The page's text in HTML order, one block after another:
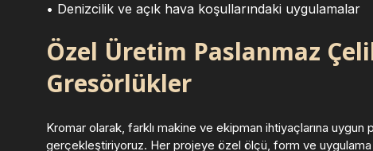
• Denizcilik ve açık hava koşullarındaki uygulamalar
Özel Üretim Paslanmaz
Gresörlükler
Kromar olarak, farklı makine ve ekipman ihtiyaçlarına
gerçekleştiriyoruz. Her projeye özel ölçü, form ve